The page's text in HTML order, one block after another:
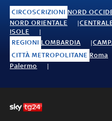
CIRCOSCRIZIONI NORD
NORD ORIENTALE
ISOLE
REGIONI LOMBARDIA
CITTÀ METROPOLITANE Roma
Palermo